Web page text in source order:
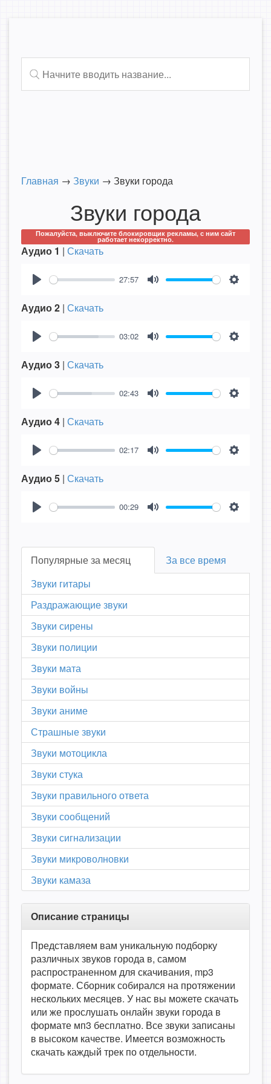
Главная → Звуки → Звуки города
Звуки города
Пожалуйста, выключите блокировщик рекламы, с ним сайт
работает некорректно.
Аудио 1 | Скачать
27:57
Аудио 2 | Скачать
03:02
Аудио 3 | Скачать
02:43
Аудио 4 | Скачать
02:17
Аудио 5 | Скачать
00:29
Популярные за месяц
За все время
Звуки гитары
Раздражающие звуки
Звуки сирены
Звуки полиции
Звуки мата
Звуки войны
Звуки аниме
Страшные звуки
Звуки мотоцикла
Звуки стука
Звуки правильного ответа
Звуки сообщений
Звуки сигнализации
Звуки микроволновки
Звуки камаза
Описание страницы
Представляем вам уникальную подборку
различных звуков города в, самом
распространенном для скачивания, mp3
формате. Сборник собирался на протяжении
нескольких месяцев. У нас вы можете скачать
или же прослушать онлайн звуки города в
формате мп3 бесплатно. Все звуки записаны
в высоком качестве. Имеется возможность
скачать каждый трек по отдельности.